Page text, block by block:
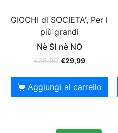
GIOCHI di SOCIETA', Per i
più grandi
Nè SI nè NO
€36,90 €29,99
Aggiungi al carrello